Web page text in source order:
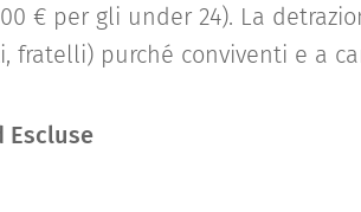
€ per gli under 24). La
fratelli) purché conviventi e a
Escluse